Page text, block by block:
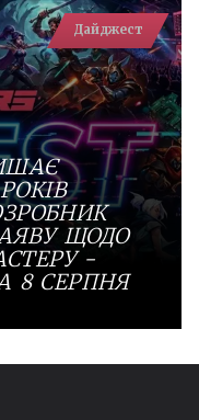
Дайджест
ЩОДО
-
8 СЕРПНЯ